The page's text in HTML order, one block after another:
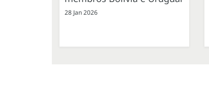
28 Jan 2026